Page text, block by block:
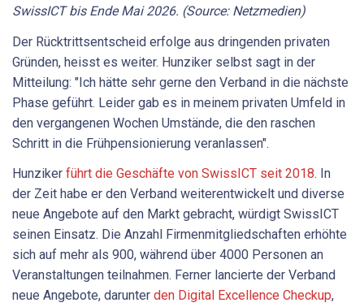
SwissICT bis Ende Mai 2026. (Source: Netzmedien)
Der Rücktrittsentscheid erfolge aus dringenden privaten
Gründen, heisst es weiter. Hunziker selbst sagt in der
Mitteilung: "Ich hätte sehr gerne den Verband in die nächste
Phase geführt. Leider gab es in meinem privaten Umfeld in
den vergangenen Wochen Umstände, die den raschen
Schritt in die Frühpensionierung veranlassen".
Hunziker führt die Geschäfte von SwissICT seit 2018. In
der Zeit habe er den Verband weiterentwickelt und diverse
neue Angebote auf den Markt gebracht, würdigt SwissICT
seinen Einsatz. Die Anzahl Firmenmitgliedschaften erhöhte
sich auf mehr als 900, während über 4000 Personen an
Veranstaltungen teilnahmen. Ferner lancierte der Verband
neue Angebote, darunter den Digital Excellence Checkup,